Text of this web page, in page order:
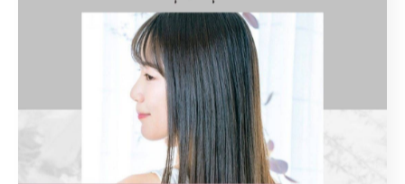
美容院クーポンで施術内容とコスパを両立す
美容院クーポンでコスパを最大限に引き出すには、割引
率だけでなく施術内容の充実度を重視することが重要で